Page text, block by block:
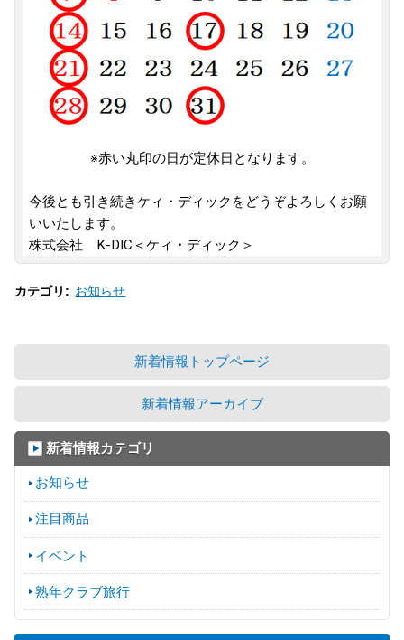
※赤い丸印の日が定休日となります。
今後とも引き続きケィ・ディックをどうぞよろしくお願
いいたします。
株式会社 K-DIC＜ケィ・ディック＞
カテゴリ : お知らせ
新着情報トップページ
新着情報アーカイブ
新着情報カテゴリ
お知らせ
注目商品
イベント
熟年クラブ旅行